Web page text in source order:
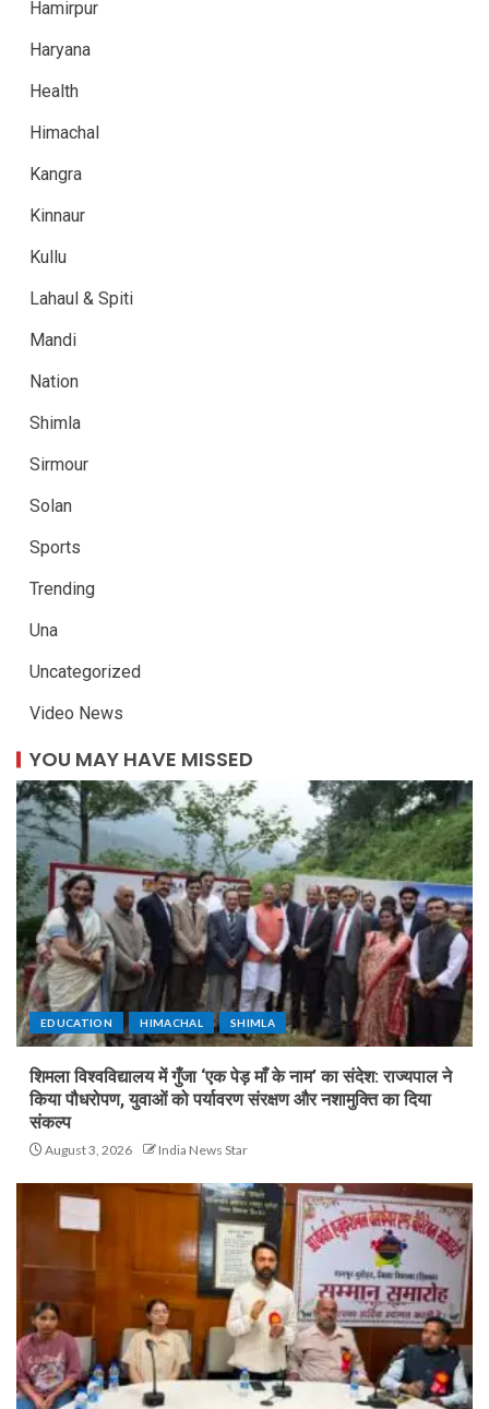
Hamirpur
Haryana
Health
Himachal
Kangra
Kinnaur
Kullu
Lahaul & Spiti
Mandi
Nation
Shimla
Sirmour
Solan
Sports
Trending
Una
Uncategorized
Video News
YOU MAY HAVE MISSED
EDUCATION HIMACHAL SHIMLA
शिमला विश्वविद्यालय में गुँजा ‘एक पेड़ माँ के नाम’ का संदेश: राज्यपाल ने
किया पौधरोपण, युवाओं को पर्यावरण संरक्षण और नशामुक्ति का दिया
संकल्प
August 3, 2026 India News Star